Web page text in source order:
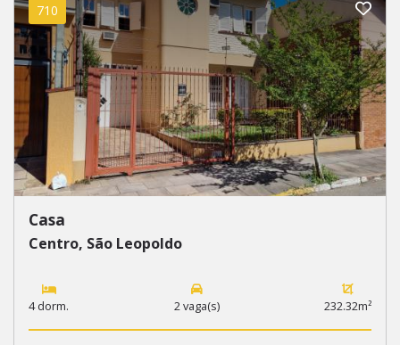
710
Casa
Centro, São Leopoldo
4 dorm. 2 vaga(s) 232.32m²